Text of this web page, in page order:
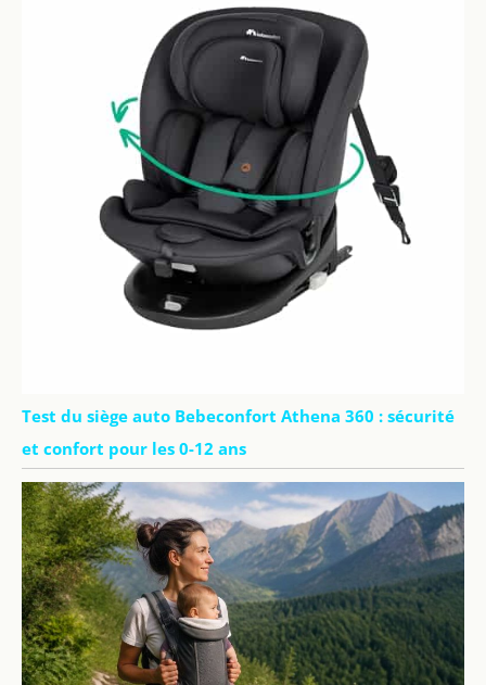
Test du siège auto Bebeconfort Athena 360 : sécurité
et confort pour les 0-12 ans